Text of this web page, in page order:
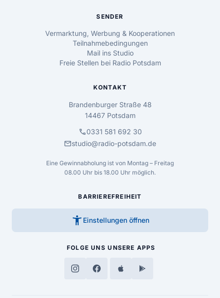
SENDER
Vermarktung, Werbung & Kooperationen
Teilnahmebedingungen
Mail ins Studio
Freie Stellen bei Radio Potsdam
KONTAKT
Brandenburger Straße 48
14467 Potsdam
call0331 581 692 30
mailstudio@radio-potsdam.de
Eine Gewinnabholung ist von Montag – Freitag
08.00 Uhr bis 18.00 Uhr möglich.
BARRIEREFREIHEIT
accessibility_new Einstellungen öffnen
FOLGE UNS UNSERE APPS